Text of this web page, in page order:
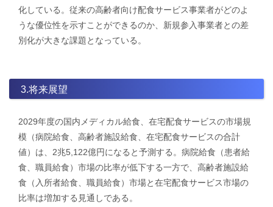
化している。従来の高齢者向け配食サービス事業者がどのよ
うな優位性を示すことができるのか、新規参入事業者との差
別化が大きな課題となっている。
3.将来展望
2029年度の国内メディカル給食、在宅配食サービスの市場規
模（病院給食、高齢者施設給食、在宅配食サービスの合計
値）は、2兆5,122億円になると予測する。病院給食（患者給
食、職員給食）市場の比率が低下する一方で、高齢者施設給
食（入所者給食、職員給食）市場と在宅配食サービス市場の
比率は増加する見通しである。